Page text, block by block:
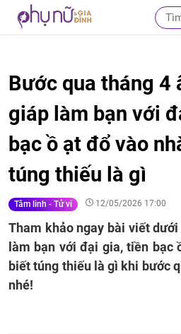
Bước qua tháng 4
giáp làm bạn với
bạc ồ ạt đổ vào
túng thiếu là gì
Tâm linh - Tử vi 12/05/2026 17:00
Tham khảo ngay bài viết
làm bạn với đại gia, tiền bạc
biết túng thiếu là gì khi bước
nhé!